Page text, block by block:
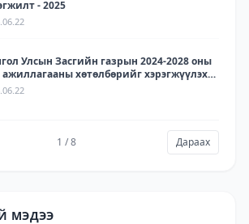
- 2025
Улсын Засгийн газрын 2024-2028 оны
хөтөлбөрийг хэрэгжүүлэх
хэмжээний төлөвлөгөөний хэрэгжилт -
1 / 8 Дараах
МЭДЭЭ